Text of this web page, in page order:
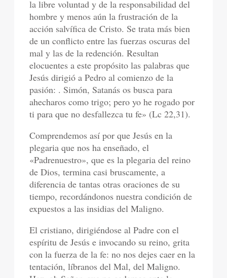
la libre voluntad y de la responsabilidad del
hombre y menos aún la frustración de la
acción salvífica de Cristo. Se trata más bien
de un conflicto entre las fuerzas oscuras del
mal y las de la redención. Resultan
elocuentes a este propósito las palabras que
Jesús dirigió a Pedro al comienzo de la
pasión: . Simón, Satanás os busca para
ahecharos como trigo; pero yo he rogado por
ti para que no desfallezca tu fe» (Lc 22,31).
Comprendemos así por que Jesús en la
plegaria que nos ha enseñado, el
«Padrenuestro», que es la plegaria del reino
de Dios, termina casi bruscamente, a
diferencia de tantas otras oraciones de su
tiempo, recordándonos nuestra condición de
expuestos a las insidias del Maligno.
El cristiano, dirigiéndose al Padre con el
espíritu de Jesús e invocando su reino, grita
con la fuerza de la fe: no nos dejes caer en la
tentación, líbranos del Mal, del Maligno.